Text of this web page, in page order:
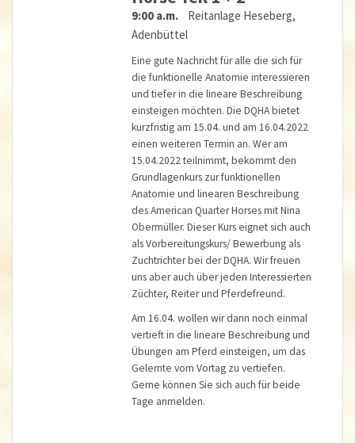
9:00 a.m.
Reitanlage Heseberg,
Adenbüttel
Eine gute Nachricht für alle die sich für
die funktionelle Anatomie interessieren
und tiefer in die lineare Beschreibung
einsteigen möchten. Die DQHA bietet
kurzfristig am 15.04. und am 16.04.2022
einen weiteren Termin an. Wer am
15.04.2022 teilnimmt, bekommt den
Grundlagenkurs zur funktionellen
Anatomie und linearen Beschreibung
des American Quarter Horses mit Nina
Obermüller. Dieser Kurs eignet sich auch
als Vorbereitungskurs/ Bewerbung als
Zuchtrichter bei der DQHA. Wir freuen
uns aber auch über jeden Interessierten
Züchter, Reiter und Pferdefreund.
Am 16.04. wollen wir dann noch einmal
vertieft in die lineare Beschreibung und
Übungen am Pferd einsteigen, um das
Gelernte vom Vortag zu vertiefen.
Gerne können Sie sich auch für beide
Tage anmelden.